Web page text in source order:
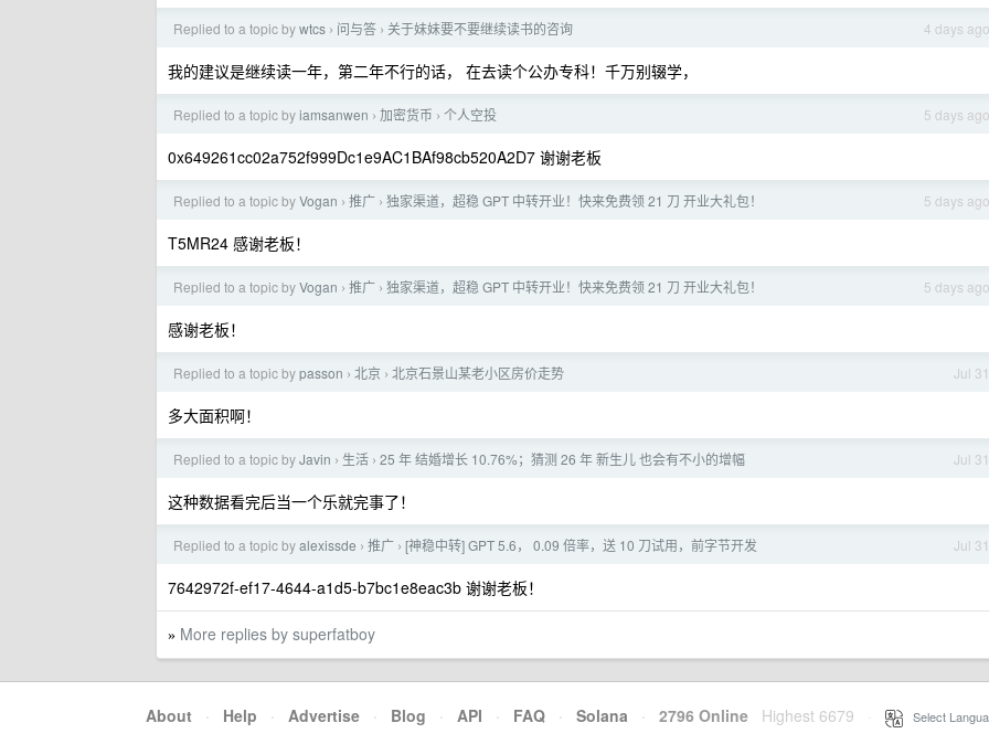
4 days ago
Replied to a topic bywtcs › 问与答 › 关于妹妹要不要继续读书的咨询
我的建议是继续读一年，第二年不行的话， 在去读个公办专科！千万别辍学，
5 days ago
Replied to a topic byiamsanwen › 加密货币 › 个人空投
0x649261cc02a752f999Dc1e9AC1BAf98cb520A2D7 谢谢老板
5 days ago
Replied to a topic byVogan › 推广 › 独家渠道，超稳 GPT 中转开业！快来免费领 21 刀 开业大礼包！
T5MR24 感谢老板！
5 days ago
Replied to a topic byVogan › 推广 › 独家渠道，超稳 GPT 中转开业！快来免费领 21 刀 开业大礼包！
感谢老板！
Jul 31
Replied to a topic bypasson › 北京 › 北京石景山某老小区房价走势
多大面积啊！
Jul 31
Replied to a topic byJavin › 生活 › 25 年 结婚增长 10.76%；猜测 26 年 新生儿 也会有不小的增幅
这种数据看完后当一个乐就完事了！
Jul 31
Replied to a topic byalexissde › 推广 › [神稳中转] GPT 5.6， 0.09 倍率，送 10 刀试用，前字节开发
7642972f-ef17-4644-a1d5-b7bc1e8eac3b 谢谢老板！
» More replies by superfatboy
About · Help · Advertise · Blog · API · FAQ · Solana · 2796 Online Highest 6679 Select